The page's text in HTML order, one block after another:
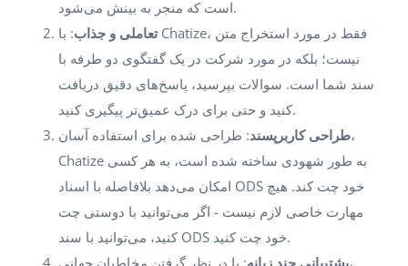
است که منجر به بینش می‌شود.
تعاملی و جذاب: با Chatize، فقط در مورد استخراج متن
نیست؛ بلکه در مورد شرکت در یک گفتگوی دو طرفه با
سند شما است. سوالات بپرسید، پاسخ‌های دقیق دریافت
کنید و حتی برای درک عمیق‌تر پیگیری کنید.
طراحی کاربرپسند: طراحی شده برای استفاده آسان،
Chatize به طور شهودی ساخته شده است، به هر کسی
امکان می‌دهد بلافاصله با اسناد ODS خود چت کند. هیچ
مهارت خاصی لازم نیست - اگر می‌توانید با دوستی چت
کنید، می‌توانید با سند ODS خود چت کنید.
پشتیبانی چند زبانه: با در نظر گرفتن مخاطبان جهانی،